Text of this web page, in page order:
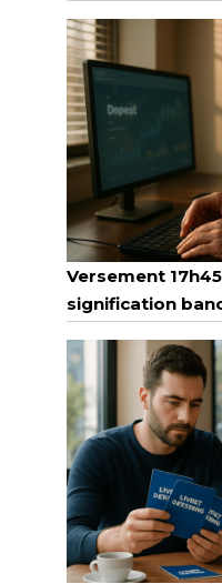
Versement
signification